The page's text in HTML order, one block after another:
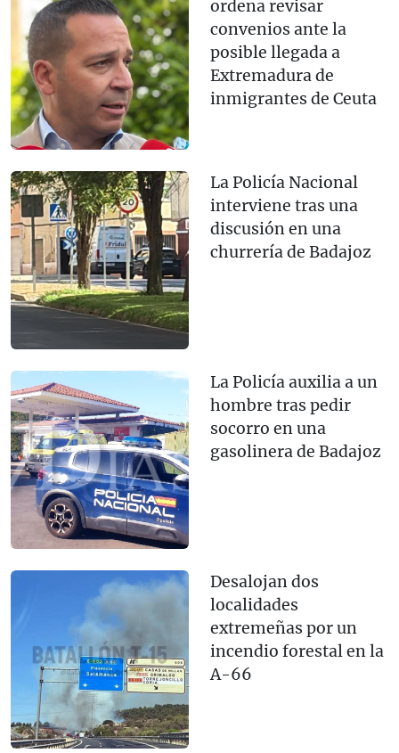
ordena revisar
convenios ante la
posible llegada a
Extremadura de
inmigrantes de Ceuta
La Policía Nacional
interviene tras una
discusión en una
churrería de Badajoz
La Policía auxilia a un
hombre tras pedir
socorro en una
gasolinera de Badajoz
Desalojan dos
localidades
extremeñas por un
incendio forestal en la
A-66